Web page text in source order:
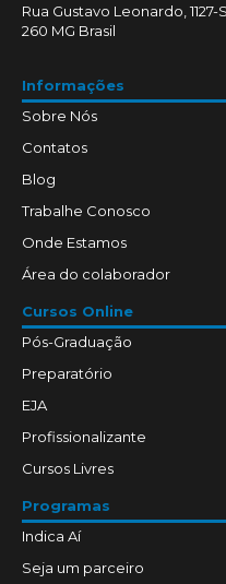
Rua Gustavo Leonardo,
260 MG Brasil
Informações
Sobre Nós
Contatos
Blog
Trabalhe Conosco
Onde Estamos
Área do colaborador
Cursos Online
Pós-Graduação
Preparatório
EJA
Profissionalizante
Cursos Livres
Programas
Indica Aí
Seja um parceiro